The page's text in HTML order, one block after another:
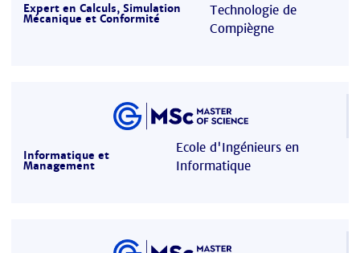
Expert en Calculs, Simulation
Mécanique et Conformité
Technologie de
Compiègne
Informatique et
Management
Ecole d'Ingénieurs en
Informatique